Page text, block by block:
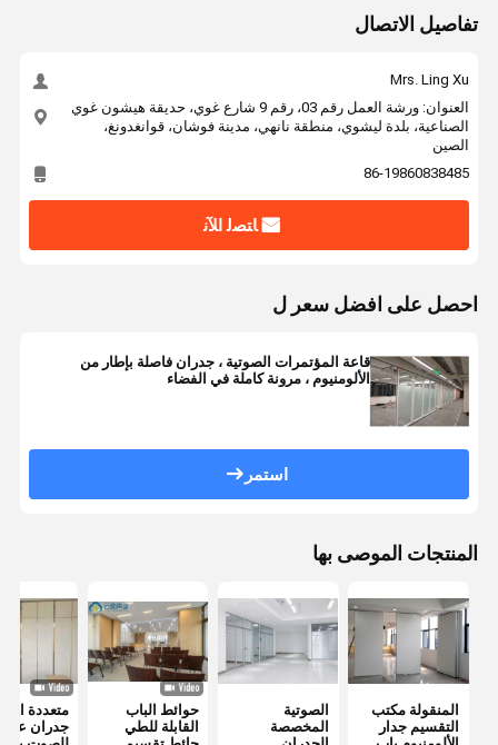
تفاصيل الاتصال
Mrs. Ling Xu
العنوان: ورشة العمل رقم 03، رقم 9 شارع غوي، حديقة هيشون غوي
الصناعية، بلدة ليشوي، منطقة نانهي، مدينة فوشان، قوانغدونغ،
الصين
86-19860838485
ﺎﺘﺼﻟ ﺍﻶﻧ
احصل على افضل سعر ل
قاعة المؤتمرات الصوتية ، جدران فاصلة بإطار من
الألومنيوم ، مرونة كاملة في الفضاء
استمر
المنتجات الموصى بها
المنقولة مكتب
التقسيم جدار
الصوتية
المخصصة
حوائط الباب
القابلة للطي
متعددة
جدران